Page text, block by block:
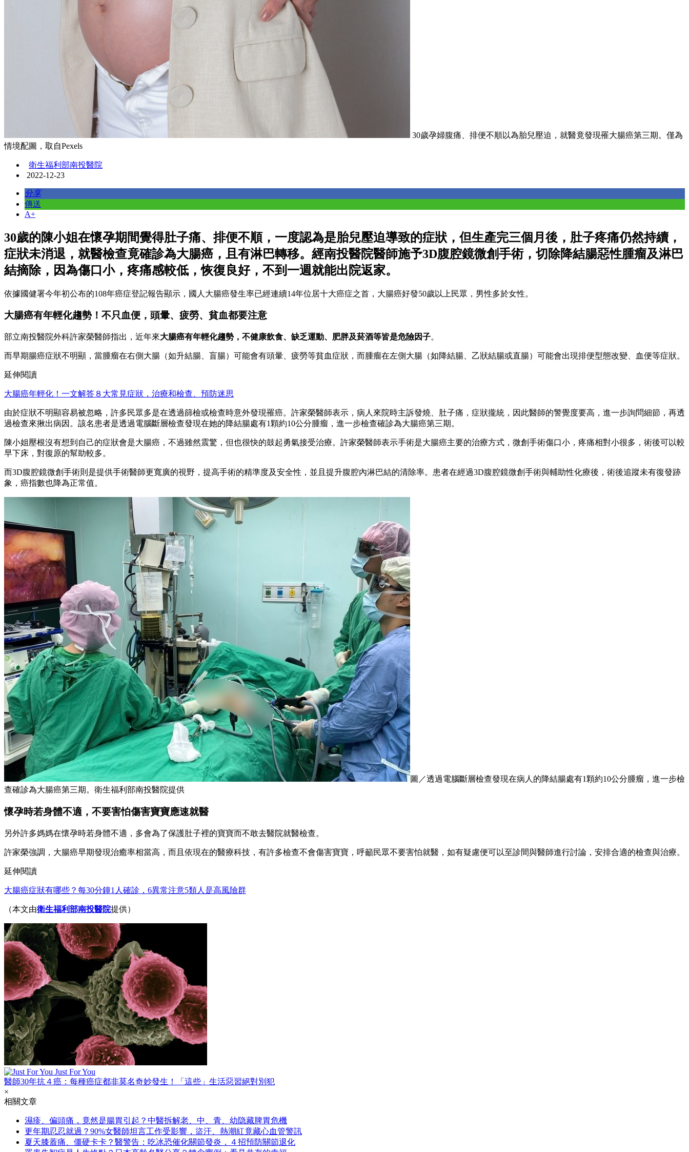
30歲孕婦腹痛、排便不順以為胎兒壓迫，就醫竟發現罹大腸癌第三期。僅為
情境配圖，取自Pexels
衛生福利部南投醫院
2022-12-23
分享
傳送
A+
30歲的陳小姐在懷孕期間覺得肚子痛、排便不順，一度認為是胎兒壓迫導致的症狀，但生產完三個月後，肚子疼痛仍然持續，
症狀未消退，就醫檢查竟確診為大腸癌，且有淋巴轉移。經南投醫院醫師施予3D腹腔鏡微創手術，切除降結腸惡性腫瘤及淋巴
結摘除，因為傷口小，疼痛感較低，恢復良好，不到一週就能出院返家。
依據國健署今年初公布的108年癌症登記報告顯示，國人大腸癌發生率已經連續14年位居十大癌症之首，大腸癌好發50歲以上民眾，男性多於女性。
大腸癌有年輕化趨勢！不只血便，頭暈、疲勞、貧血都要注意
部立南投醫院外科許家榮醫師指出，近年來大腸癌有年輕化趨勢，不健康飲食、缺乏運動、肥胖及菸酒等皆是危險因子。
而早期腸癌症狀不明顯，當腫瘤在右側大腸（如升結腸、盲腸）可能會有頭暈、疲勞等貧血症狀，而腫瘤在左側大腸（如降結腸、乙狀結腸或直腸）可能會出現排便型態改變、血便等症狀。
延伸閱讀
大腸癌年輕化！一文解答８大常見症狀，治療和檢查、預防迷思
由於症狀不明顯容易被忽略，許多民眾多是在透過篩檢或檢查時意外發現罹癌。許家榮醫師表示，病人來院時主訴發燒、肚子痛，症狀攏統，因此醫師的警覺度要高，進一步詢問細節，再透
過檢查來揪出病因。該名患者是透過電腦斷層檢查發現在她的降結腸處有1顆約10公分腫瘤，進一步檢查確診為大腸癌第三期。
陳小姐壓根沒有想到自己的症狀會是大腸癌，不過雖然震驚，但也很快的鼓起勇氣接受治療。許家榮醫師表示手術是大腸癌主要的治療方式，微創手術傷口小，疼痛相對小很多，術後可以較
早下床，對復原的幫助較多。
而3D腹腔鏡微創手術則是提供手術醫師更寬廣的視野，提高手術的精準度及安全性，並且提升腹腔內淋巴結的清除率。患者在經過3D腹腔鏡微創手術與輔助性化療後，術後追蹤未有復發跡
象，癌指數也降為正常值。
圖／透過電腦斷層檢查發現在病人的降結腸處有1顆約10公分腫瘤，進一步檢
查確診為大腸癌第三期。衛生福利部南投醫院提供
懷孕時若身體不適，不要害怕傷害寶寶應速就醫
另外許多媽媽在懷孕時若身體不適，多會為了保護肚子裡的寶寶而不敢去醫院就醫檢查。
許家榮強調，大腸癌早期發現治癒率相當高，而且依現在的醫療科技，有許多檢查不會傷害寶寶，呼籲民眾不要害怕就醫，如有疑慮便可以至診間與醫師進行討論，安排合適的檢查與治療。
延伸閱讀
大腸癌症狀有哪些？每30分鐘1人確診，6異常注意5類人是高風險群
（本文由衛生福利部南投醫院提供）
Just For You
醫師30年抗４癌：每種癌症都非莫名奇妙發生！「這些」生活惡習絕對別犯
×
相關文章
濕疹、偏頭痛，竟然是腸胃引起？中醫拆解老、中、青、幼隐藏脾胃危機
更年期忍忍就過？90%女醫師坦言工作受影響，盜汗、熱潮紅竟藏心血管警訊
夏天膝蓋痛、僵硬卡卡？醫警告：吃冰恐催化關節發炎，４招預防關節退化